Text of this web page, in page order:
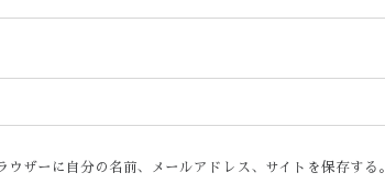
ザーに自分の名前、メールアドレス、サイトを保存する。